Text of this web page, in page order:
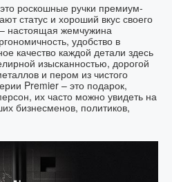
роскошные ручки премиум-
статус и хороший вкус своего
настоящая жемчужина
удобство в
качество каждой детали здесь
изысканностью, дорогой
и пером из чистого
Premier – это подарок,
их часто можно увидеть на
бизнесменов, политиков,